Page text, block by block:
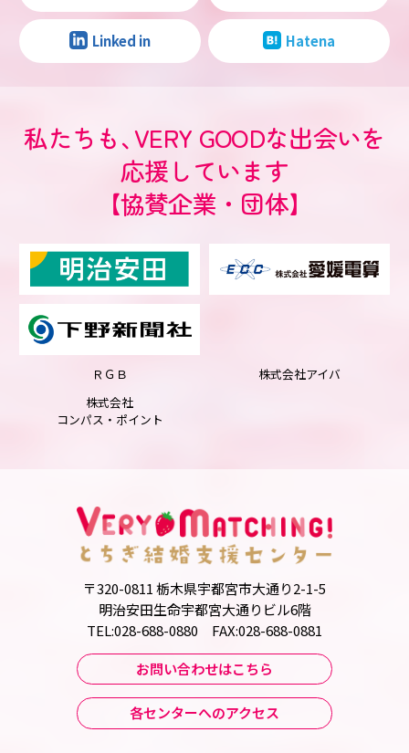
Linked in Hatena
私たちも、VERY GOODな出会いを
応援しています
【協賛企業・団体】
ＲＧＢ
株式会社アイバ
株式会社
コンパス・ポイント
〒320-0811 栃木県宇都宮市大通り2-1-5
明治安田生命宇都宮大通りビル6階
TEL:028-688-0880 FAX:028-688-0881
お問い合わせはこちら
各センターへのアクセス